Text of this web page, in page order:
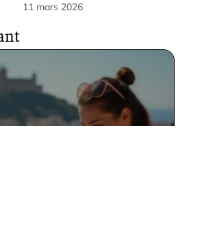
11 mars 2026
de Malaga en